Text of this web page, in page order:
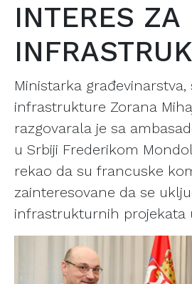
INTERES ZA
Ministarka građevinarstva,
infrastrukture Zorana
razgovarala je sa
u Srbiji Frederikom
rekao da su francuske
zainteresovane da se
infrastrukturnih projekata